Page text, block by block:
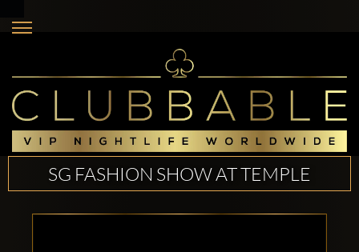
SG FASHION SHOW AT TEMPLE